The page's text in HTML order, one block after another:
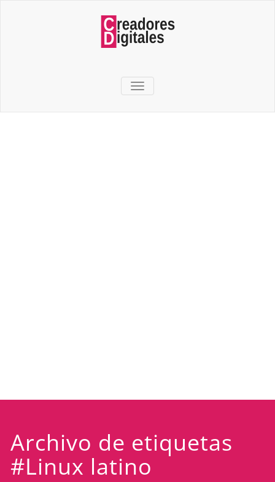
TOGGLE NAVIGATION
Archivo de etiquetas
#Linux latino